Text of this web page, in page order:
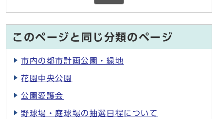
このページと同じ分類のページ
市内の都市計画公園・緑地
花園中央公園
公園愛護会
野球場・庭球場の抽選日程について